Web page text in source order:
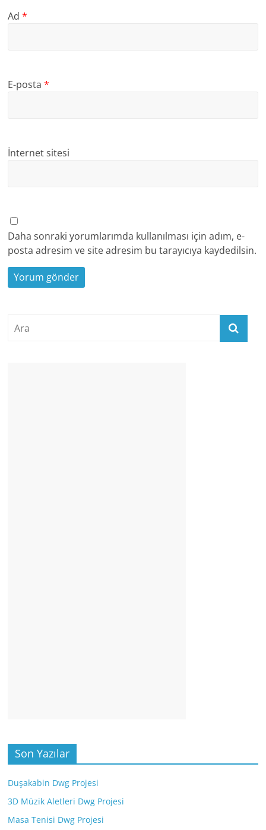
Ad*
E-posta*
İnternet sitesi
Daha sonraki yorumlarımda kullanılması için adım, e-
posta adresim ve site adresim bu tarayıcıya kaydedilsin.
Son Yazılar
Duşakabin Dwg Projesi
3D Müzik Aletleri Dwg Projesi
Masa Tenisi Dwg Projesi